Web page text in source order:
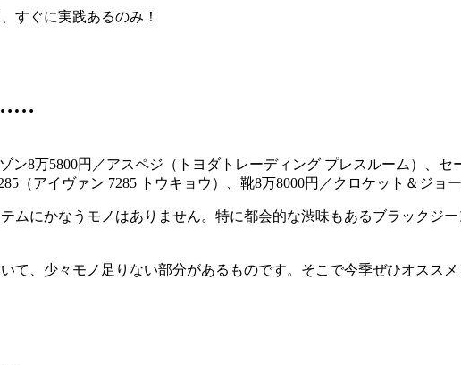
すぐに実践あるのみ！
……
8万5800円／アスペジ（トヨダトレーディング プレスルーム）、セ
（アイヴァン 7285 トウキョウ）、靴8万8000円／クロケット＆ジョ
ムにかなうモノはありません。特に都会的な渋味もあるブラックジ
て、少々モノ足りない部分があるものです。そこで今季ぜひオスス